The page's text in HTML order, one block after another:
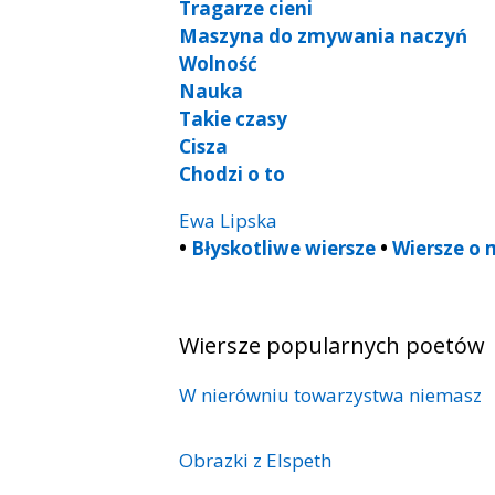
Tragarze cieni
Maszyna do zmywania naczyń
Wolność
Nauka
Takie czasy
Cisza
Chodzi o to
Ewa Lipska
• Błyskotliwe wiersze • Wiersze o
Wiersze popularnych poetów
W nierówniu towarzystwa niemasz
Obrazki z Elspeth